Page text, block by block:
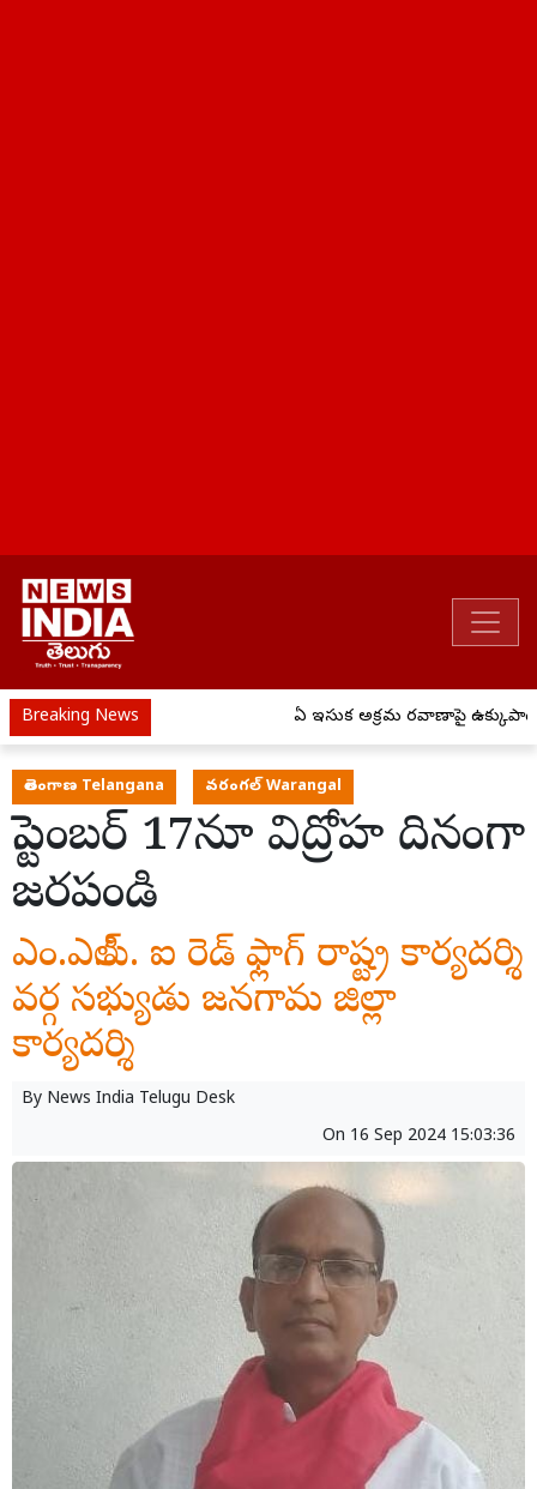
Breaking News ఏపీ ఇసుక అక్రమ రవాణాపై ఉక్కుపాదం..
తెలంగాణ Telangana వరంగల్ Warangal
సెప్టెంబర్ 17నూ విద్రోహ దినంగా
జరపండి
ఎం.ఎల్.పి. ఐ రెడ్ ఫ్లాగ్ రాష్ట్ర కార్యదర్శి
వర్గ సభ్యుడు జనగామ జిల్లా
కార్యదర్శి
By News India Telugu Desk
On 16 Sep 2024 15:03:36